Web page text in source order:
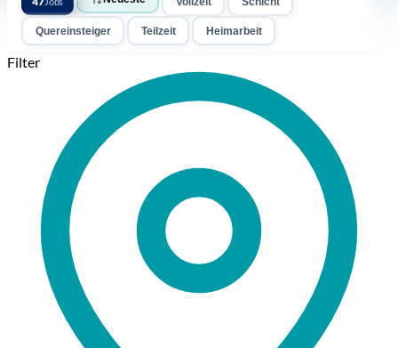
Quereinsteiger Teilzeit Heimarbeit
Filter